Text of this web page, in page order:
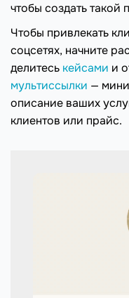
чтобы создать такой
Чтобы привлекать
соцсетях, начните
делитесь кейсами и
мультиссылки —
описание ваших
клиентов или прайс.